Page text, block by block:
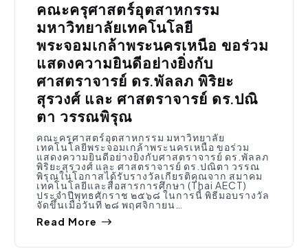
คณะครุศาสตร์อุตสาหกรรม
มหาวิทยาลัยเทคโนโลยี
พระจอมเกล้าพระนครเหนือ ขอร่วม
แสดงความยินดีอย่างยิ่งกับ
ศาสตราจารย์ ดร.พัลลภ พิริยะ
สุรวงศ์ และ ศาสตราจารย์ ดร.ปณิ
ตา วรรณพิรุณ
คณะครุศาสตร์อุตสาหกรรม มหาวิทยาลัย
เทคโนโลยีพระจอมเกล้าพระนครเหนือ ขอร่วม
แสดงความยินดีอย่างยิ่งกับศาสตราจารย์ ดร.พัลลภ
พิริยะสุรวงศ์ และ ศาสตราจารย์ ดร.ปณิตา วรรณ
พิรุณในโอกาสได้รับรางวัลเกียรติคุณจาก สมาคม
เทคโนโลยีและสื่อสารการศึกษา (Thai AECT)
ประจำปีพุทธศักราช ๒๕๖๘ ในการนี้ พิธีมอบรางวัล
จัดขึ้นเมื่อวันที่ ๒๘ พฤศจิกายน…
Read More